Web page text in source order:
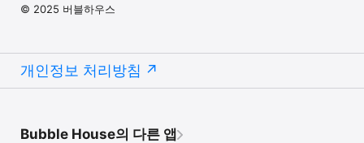
© 2025 버블하우스
개인정보 처리방침
Bubble House의 다른 앱